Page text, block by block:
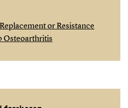
or Resistance
Osteoarthritis